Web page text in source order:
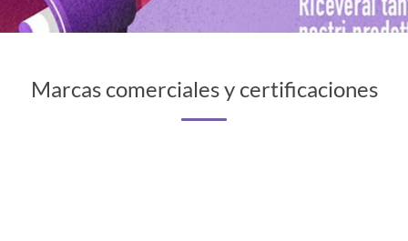
Marcas comerciales y certificaciones